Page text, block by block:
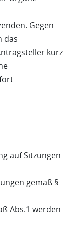
Gegen
das
kurz
auf Sitzungen
gemäß §
Abs.1 werden